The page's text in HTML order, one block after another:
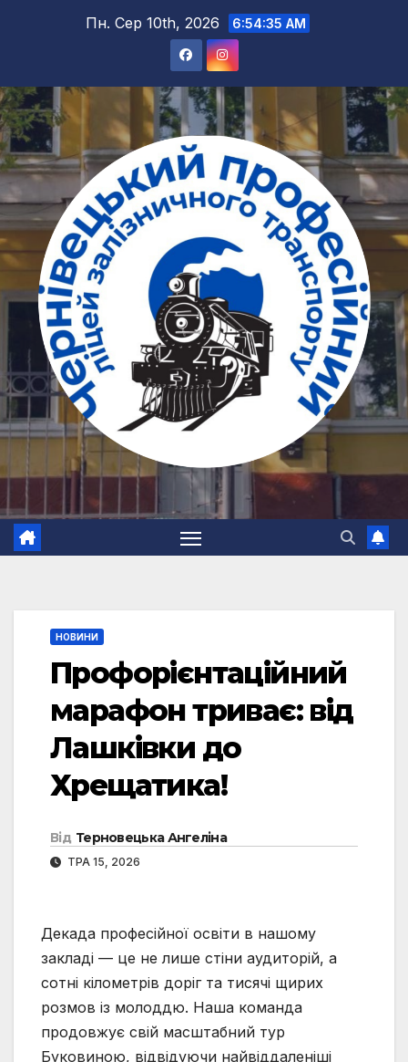
Пн. Сер 10th, 2026 6:54:36 AM
НОВИНИ
Профорієнтаційний
марафон триває: від
Лашківки до
Хрещатика!
Від Терновецька Ангеліна
ТРА 15, 2026
Декада професійної освіти в нашому
закладі — це не лише стіни аудиторій, а
сотні кілометрів доріг та тисячі щирих
розмов із молоддю. Наша команда
продовжує свій масштабний тур
Буковиною, відвідуючи найвіддаленіші